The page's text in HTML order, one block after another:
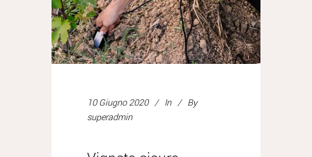
10 Giugno 2020 In
By
superadmin